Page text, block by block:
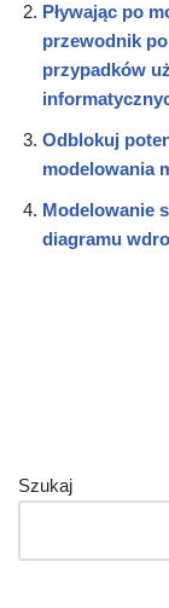
Pływając po
przewodnik
przypadków
Odblokuj
modelowania
Modelowanie
diagramu
Szukaj